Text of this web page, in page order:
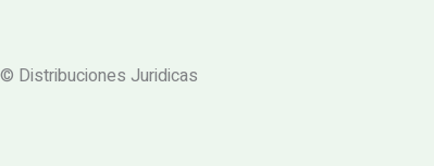
© Distribuciones Juridicas